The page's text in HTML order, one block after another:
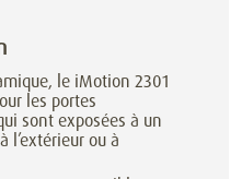
le iMotion 2301
les portes
sont exposées à un
l’extérieur ou à